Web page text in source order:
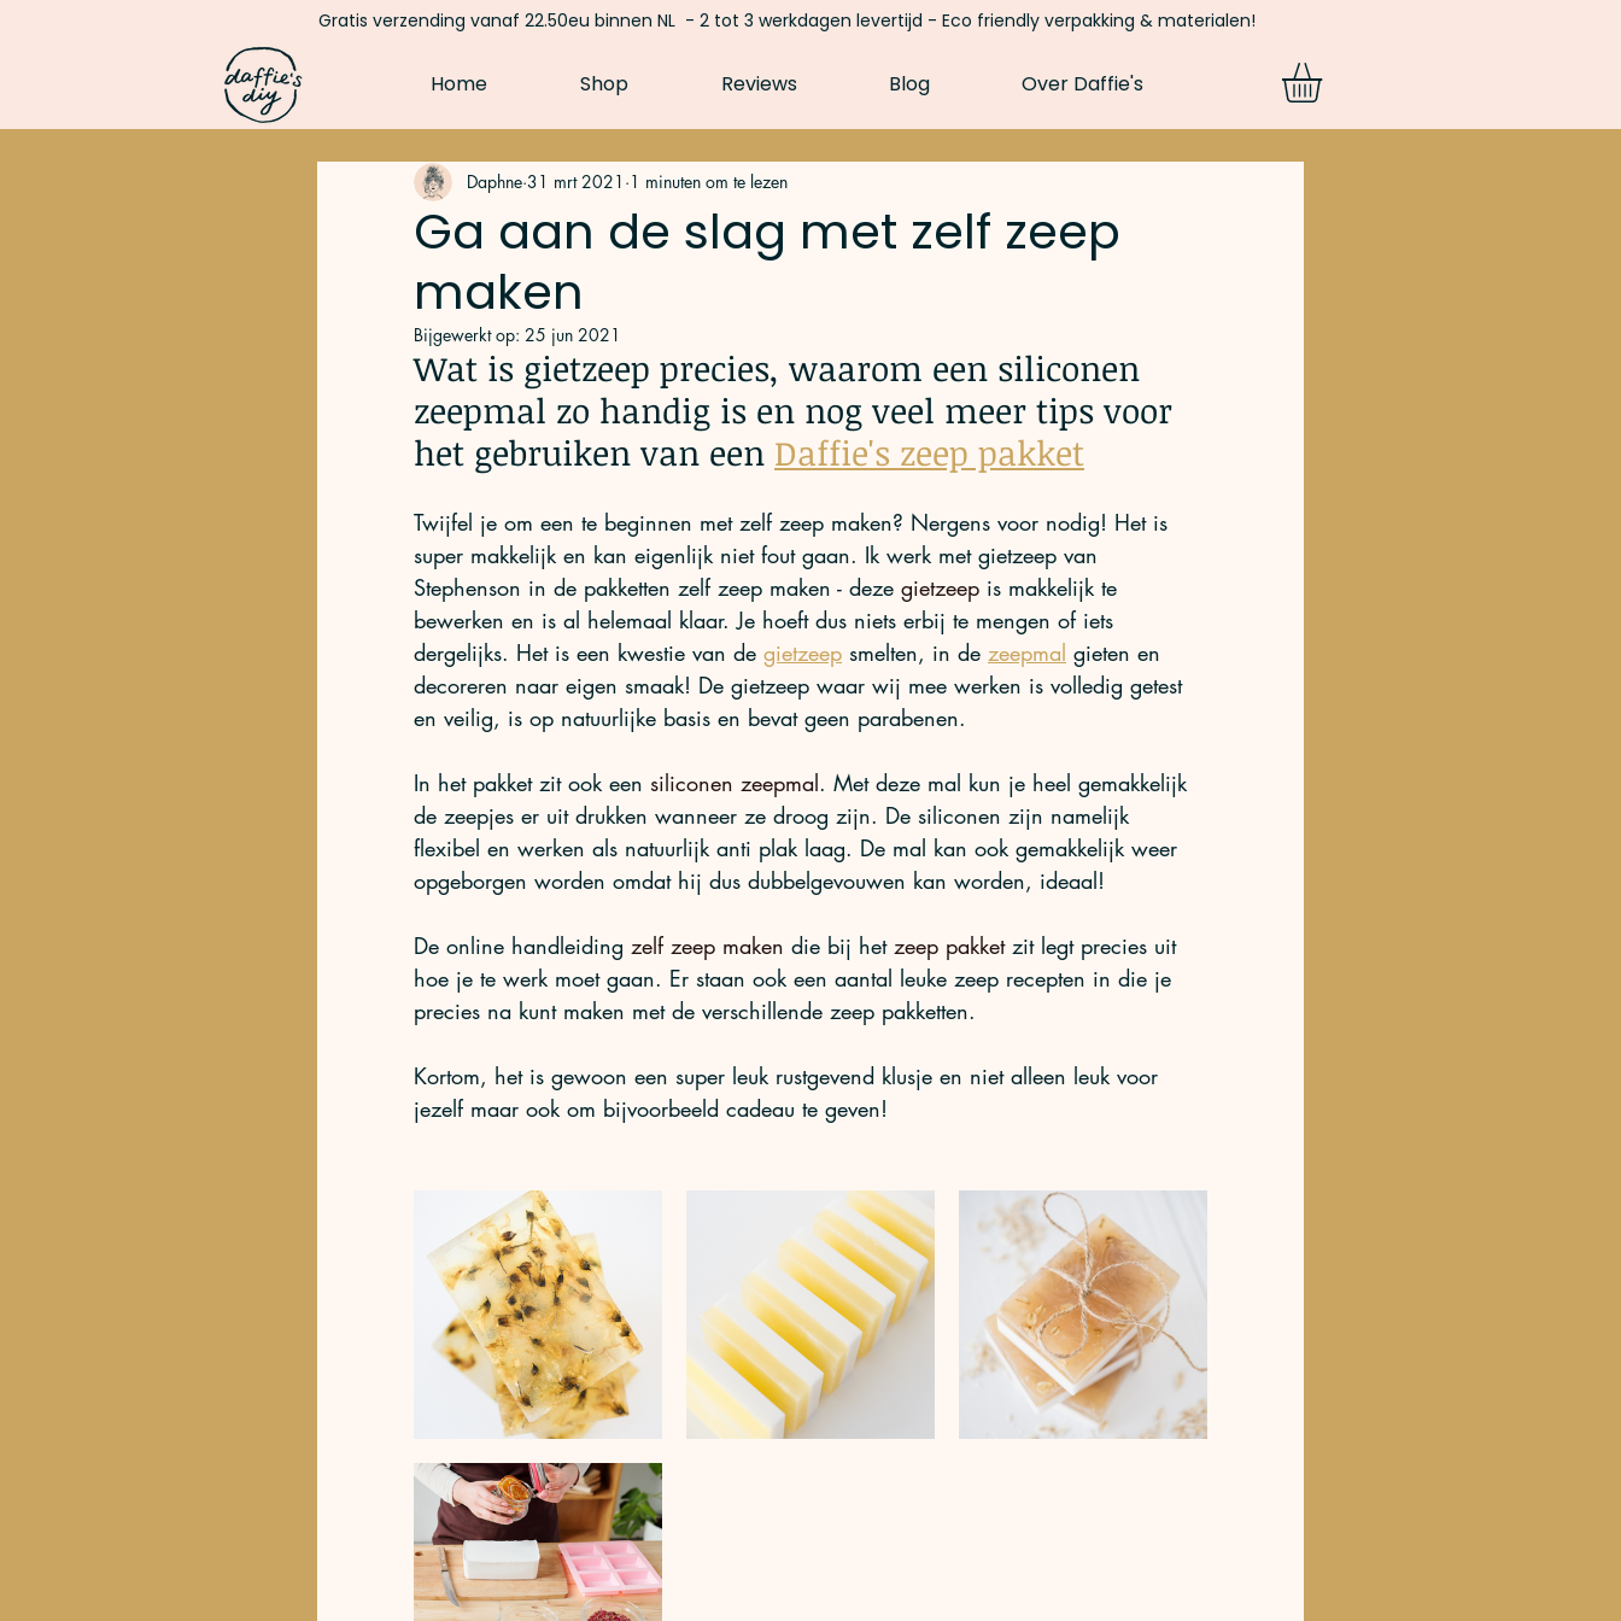
Gratis verzending vanaf 22.50eu binnen NL - 2 tot 3 werkdagen levertijd - Eco friendly verpakking & materialen!
Home Shop Reviews Blog Over Daffie's
Ga aan de slag met zelf zeep
maken
Daphne 31 mrt 2021 1 minuten om te lezen
Bijgewerkt op: 25 jun 2021
Wat is gietzeep precies, waarom een siliconen
zeepmal zo handig is en nog veel meer tips voor
het gebruiken van een Daffie's zeep pakket
Twijfel je om een te beginnen met zelf zeep maken? Nergens voor nodig! Het is
super makkelijk en kan eigenlijk niet fout gaan. Ik werk met gietzeep van
Stephenson in de pakketten zelf zeep maken - deze gietzeep is makkelijk te
bewerken en is al helemaal klaar. Je hoeft dus niets erbij te mengen of iets
dergelijks. Het is een kwestie van de gietzeep smelten, in de zeepmal gieten en
decoreren naar eigen smaak! De gietzeep waar wij mee werken is volledig getest
en veilig, is op natuurlijke basis en bevat geen parabenen.
In het pakket zit ook een siliconen zeepmal. Met deze mal kun je heel gemakkelijk
de zeepjes er uit drukken wanneer ze droog zijn. De siliconen zijn namelijk
flexibel en werken als natuurlijk anti plak laag. De mal kan ook gemakkelijk weer
opgeborgen worden omdat hij dus dubbelgevouwen kan worden, ideaal!
De online handleiding zelf zeep maken die bij het zeep pakket zit legt precies uit
hoe je te werk moet gaan. Er staan ook een aantal leuke zeep recepten in die je
precies na kunt maken met de verschillende zeep pakketten.
Kortom, het is gewoon een super leuk rustgevend klusje en niet alleen leuk voor
jezelf maar ook om bijvoorbeeld cadeau te geven!